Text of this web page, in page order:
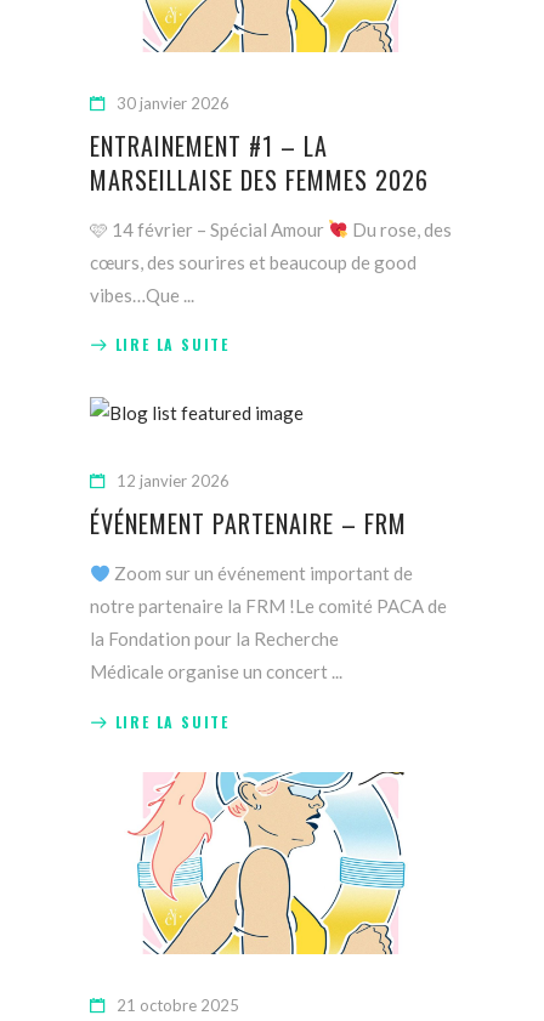
30 janvier 2026
ENTRAINEMENT #1 – LA
MARSEILLAISE DES FEMMES 2026
🩷 14 février – Spécial Amour
Du rose, des
cœurs, des sourires et beaucoup de good
vibes…Que
LIRE LA SUITE
12 janvier 2026
ÉVÉNEMENT PARTENAIRE – FRM
Zoom sur un événement important de
notre partenaire la FRM !Le comité PACA de
la Fondation pour la Recherche
Médicale organise un concert
LIRE LA SUITE
21 octobre 2025